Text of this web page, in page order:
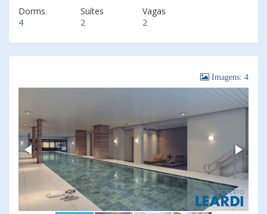
Dorms.
4
Suítes
2
Vagas
2
Imagens: 4